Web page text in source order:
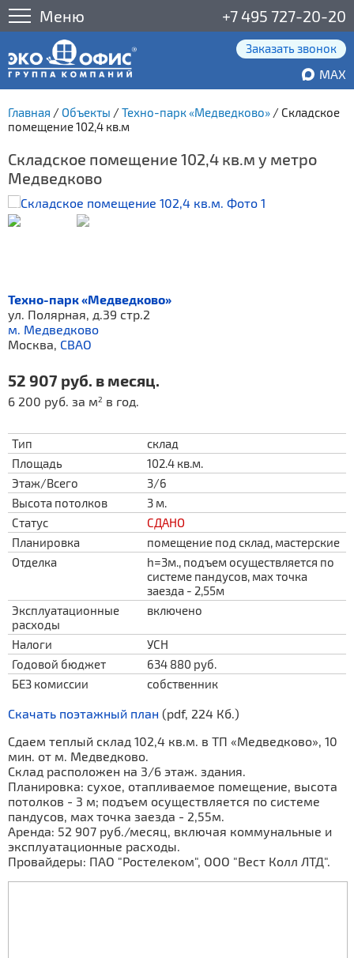
Меню +7 495 727-20-20
Заказать звонок
MAX
Главная / Объекты /Техно-парк «Медведково» / Складское
помещение 102,4 кв.м
Складское помещение 102,4 кв.м у метро
Медведково
Техно-парк «Медведково»
ул. Полярная, д.39 стр.2
м. Медведково
Москва, СВАО
52 907 руб. в месяц.
6 200 руб. за м2 в год.
Тип
склад
Площадь
102.4 кв.м.
Этаж/Всего
3/6
Высота потолков
3 м.
Статус
СДАНО
Планировка
помещение под склад, мастерские
Отделка
h=3м., подъем осуществляется по
системе пандусов, маx точка
заезда - 2,55м
Эксплуатационные
расходы
включено
Налоги
УСН
Годовой бюджет
634 880 руб.
БЕЗ комиссии
собственник
Скачать поэтажный план (pdf, 224 Кб.)
Сдаем теплый склад 102,4 кв.м. в ТП «Медведково», 10
мин. от м. Медведково.
Склад расположен на 3/6 этаж. здания.
Планировка: сухое, отапливаемое помещение, высота
потолков - 3 м; подъем осуществляется по системе
пандусов, маx точка заезда - 2,55м.
Аренда: 52 907 руб./месяц, включая коммунальные и
эксплуатационные расходы.
Провайдеры: ПАО "Ростелеком", ООО "Вест Колл ЛТД".